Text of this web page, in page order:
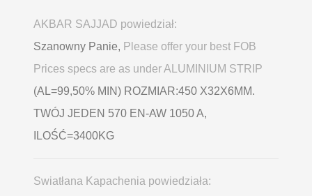
AKBAR SAJJAD powiedział:
Szanowny Panie, Please offer your best FOB
Prices specs are as under ALUMINIUM STRIP
(AL=99,50% MIN) ROZMIAR:450 X32X6MM.
TWÓJ JEDEN 570 EN-AW 1050 A,
ILOŚĆ=3400KG
Swiatłana Kapachenia powiedziała: